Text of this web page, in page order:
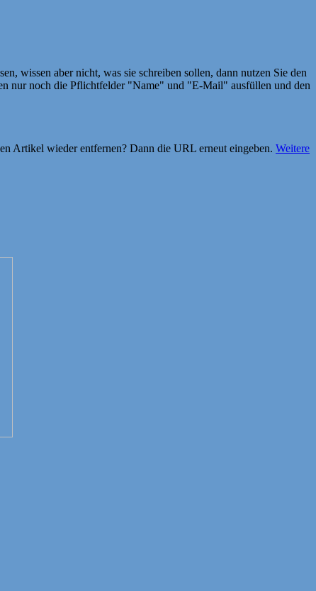
wissen aber nicht, was sie schreiben sollen, dann nutzen Sie den
nur noch die Pflichtfelder "Name" und "E-Mail" ausfüllen und den
Artikel wieder entfernen? Dann die URL erneut eingeben. Weitere